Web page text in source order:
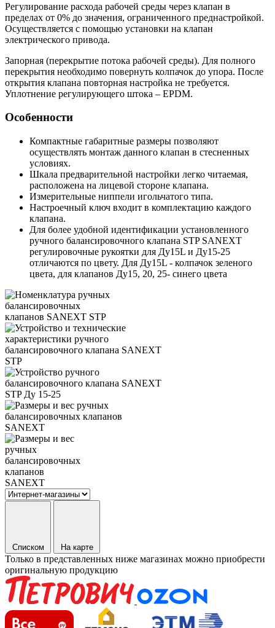
Регулирование расхода рабочей среды через клапан в
пределах от 0% до значения, ограниченного преднастройкой.
Осуществляется с помощью установки на клапан
электрического привода.
Запорная (перекрытие потока рабочей среды). Для полного
перекрытия необходимо повернуть колпачок до упора. После
открытия клапана повторная настройка не требуется.
Уплотнение регулирующего штока – EPDM.
Особенности
Компактные габаритные размеры позволяют
осуществлять монтаж данного клапан в стесненных
условиях.
Шкала предварительной настройки легко читаемая,
расположена на лицевой стороне клапана.
Измерительные ниппели игольчатого типа.
Настроечный ключ входит в комплектацию каждого
клапана.
Для более удобной идентификации установленного
ручного балансировочного клапана STP SANEXT
регулировочные рукоятки для Ду15L и Ду15-25
отличаются по цвету. Для Ду15L - колпачок зеленого
цвета, для клапанов Ду15, 20, 25- синего цвета
Списком На карте
Только в представленных ниже магазинах можно приобрести
оригинальную продукцию